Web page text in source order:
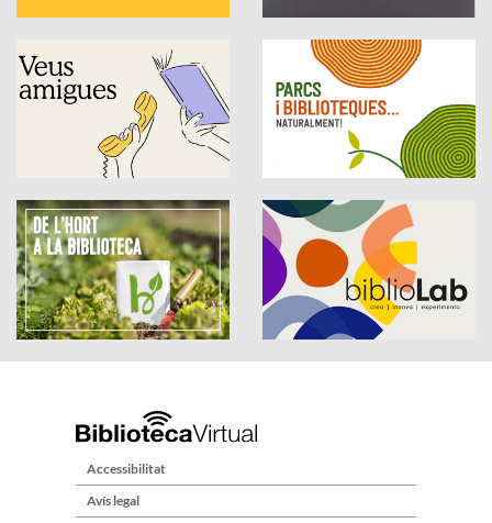
Accessibilitat
Avís legal